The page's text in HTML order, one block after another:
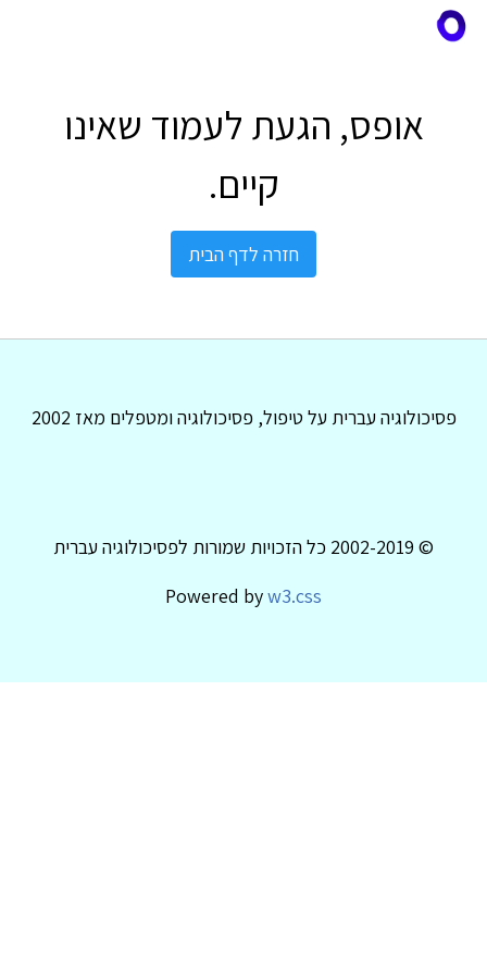
אופס, הגעת לעמוד שאינו
קיים.
חזרה לדף הבית
פסיכולוגיה עברית על טיפול, פסיכולוגיה ומטפלים מאז 2002
© 2002-2019 כל הזכויות שמורות לפסיכולוגיה עברית
Powered byw3.css